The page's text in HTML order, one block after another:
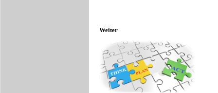
Weiter
Zur QAM-Leistung:
Prozessorientierung